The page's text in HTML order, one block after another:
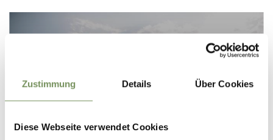
Zustimmung Details Über Cookies
Diese Webseite verwendet Cookies
POINTS OF INTEREST